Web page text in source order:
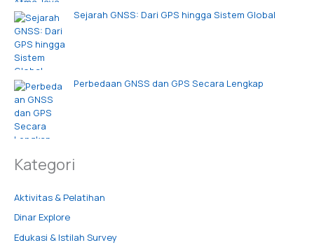
Sejarah GNSS: Dari GPS hingga Sistem Global
Perbedaan GNSS dan GPS Secara Lengkap
Kategori
Aktivitas & Pelatihan
Dinar Explore
Edukasi & Istilah Survey